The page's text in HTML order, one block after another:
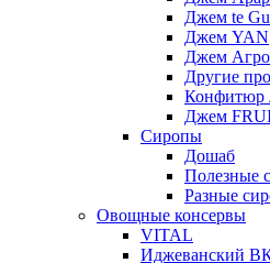
Джем te
Джем YAN
Джем
Другие
Конфитюр
Джем
Сиропы
Дошаб
Полезные
Разные
Овощные консервы
VITAL
Иджеванский